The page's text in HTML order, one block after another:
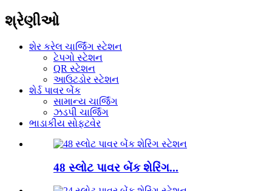
શ્રેણીઓ
શેર કરેલ ચાર્જિંગ સ્ટેશન
ટેપગો સ્ટેશન
QR સ્ટેશન
આઉટડોર સ્ટેશન
શેર્ડ પાવર બેંક
સામાન્ય ચાર્જિંગ
ઝડપી ચાર્જિંગ
ભાડાકીય સોફ્ટવેર
48 સ્લોટ પાવર બેંક શેરિંગ...